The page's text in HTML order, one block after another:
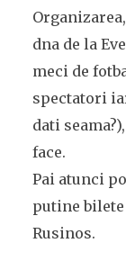
dna de la
meci de
spectatori
dati
face.
Pai atunci
putine
Rusinos.